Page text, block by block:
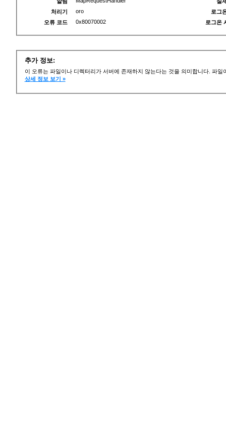
처리기
oro
오류 코드
0x80070002
로그
로그온
추가 정보:
이 오류는 파일이나 디렉터리가 서버에 존재하지 않는다는 것을 의미합니다. 파
상세 정보 보기 »